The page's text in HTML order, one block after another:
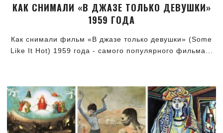
КАК СНИМАЛИ «В ДЖАЗЕ ТОЛЬКО ДЕВУШКИ»
1959 ГОДА
Как снимали фильм «В джазе только девушки» (Some
Like It Hot) 1959 года - самого популярного фильма...